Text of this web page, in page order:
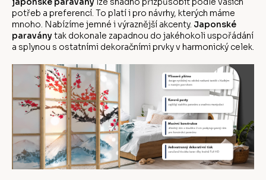
potřeb a preferencí. To platí i pro návrhy, kterých máme
mnoho. Nabízíme jemné i výraznější akcenty. Japonské
paraványtak dokonale zapadnou do jakéhokoli uspořádání
a splynou s ostatními dekoračními prvky v harmonický celek.